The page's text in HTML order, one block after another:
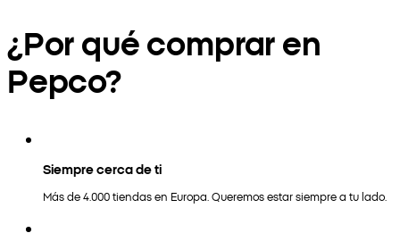
¿Por qué comprar en
Pepco?
Siempre cerca de ti
Más de 4.000 tiendas en Europa. Queremos estar siempre a tu lado.